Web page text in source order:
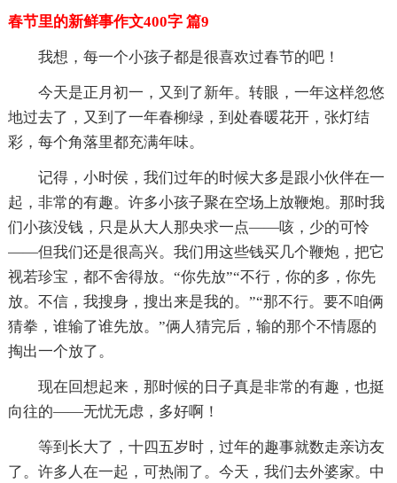
春节里的新鲜事作文400字 篇9
我想，每一个小孩子都是很喜欢过春节的吧！
今天是正月初一，又到了新年。转眼，一年这样忽悠
地过去了，又到了一年春柳绿，到处春暖花开，张灯结
彩，每个角落里都充满年味。
记得，小时侯，我们过年的时候大多是跟小伙伴在一
起，非常的有趣。许多小孩子聚在空场上放鞭炮。那时我
们小孩没钱，只是从大人那央求一点——咳，少的可怜
——但我们还是很高兴。我们用这些钱买几个鞭炮，把它
视若珍宝，都不舍得放。“你先放”“不行，你的多，你先
放。不信，我搜身，搜出来是我的。”“那不行。要不咱俩
猜拳，谁输了谁先放。”俩人猜完后，输的那个不情愿的
掏出一个放了。
现在回想起来，那时候的日子真是非常的有趣，也挺
向往的——无忧无虑，多好啊！
等到长大了，十四五岁时，过年的趣事就数走亲访友
了。许多人在一起，可热闹了。今天，我们去外婆家。中